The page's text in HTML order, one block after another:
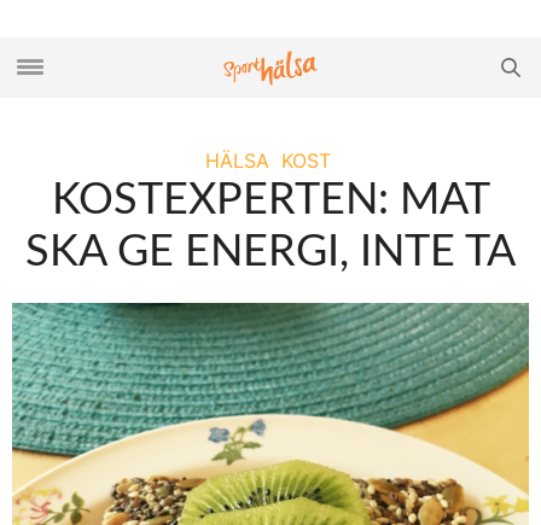
HÄLSA KOST
KOSTEXPERTEN: MAT
SKA GE ENERGI, INTE TA